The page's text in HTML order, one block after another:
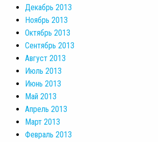
Декабрь 2013
Ноябрь 2013
Октябрь 2013
Сентябрь 2013
Август 2013
Июль 2013
Июнь 2013
Май 2013
Апрель 2013
Март 2013
Февраль 2013